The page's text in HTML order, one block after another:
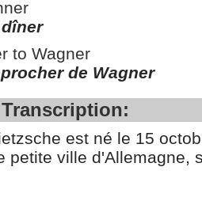
to Wagner
de Wagner
est né le 15
petite ville d'Allemagne,